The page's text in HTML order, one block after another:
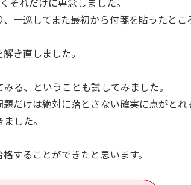
一巡してまた最初から付箋を貼ったとこ
き直しました。
る、ということも試してみました。
だけは絶対に落とさない確実に点がと
した。
することができたと思います。